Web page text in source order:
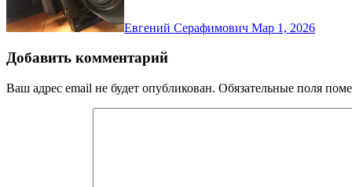
Евгений Серафимович Мар 1, 2026
Добавить комментарий
Ваш адрес email не будет опубликован. Обязательные поля